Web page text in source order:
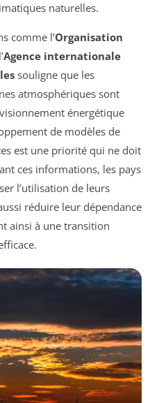
naturelles.
comme l’Organisation
Agence internationale
souligne que les
atmosphériques sont
énergétique
de modèles de
est une priorité qui ne doit
ces informations, les pays
l’utilisation de leurs
réduire leur dépendance
ainsi à une transition